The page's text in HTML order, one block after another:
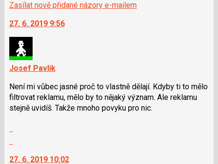
Zasílat nově přidané názory e-mailem
27. 6. 2019 9:56
Josef Pavlik
Není mi vůbec jasné proč to vlastně dělají. Kdyby ti to mělo
filtrovat reklamu, mělo by to nějaký význam. Ale reklamu
stejně uvidíš. Takže mnoho povyku pro nic.
další
27. 6. 2019 10:02